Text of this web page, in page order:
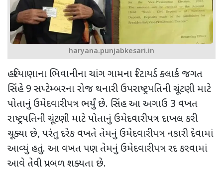
haryana.punjabkesari.in
હરિયાણાના ભિવાનીના ચાંગ ગામના રિટાયર્ડ ક્લાર્ક જગત
સિંહે 9 સપ્ટેમ્બરના રોજ થનારી ઉપરાષ્ટ્રપતિની ચૂંટણી માટે
પોતાનું ઉમેદવારીપત્ર ભર્યું છે. સિંહ આ અગાઉ 3 વખત
રાષ્ટ્રપતિની ચૂંટણી માટે પોતાનું ઉમેદવારીપત્ર દાખલ કરી
ચૂક્યા છે, પરંતુ દરેક વખતે તેમનું ઉમેદવારીપત્ર નકારી દેવામાં
આવ્યું હતું. આ વખત પણ તેમનું ઉમેદવારીપત્ર રદ કરવામાં
આવે તેવી પ્રબળ શક્યતા છે.